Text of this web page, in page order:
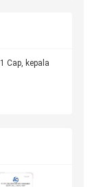
Cap, kepala